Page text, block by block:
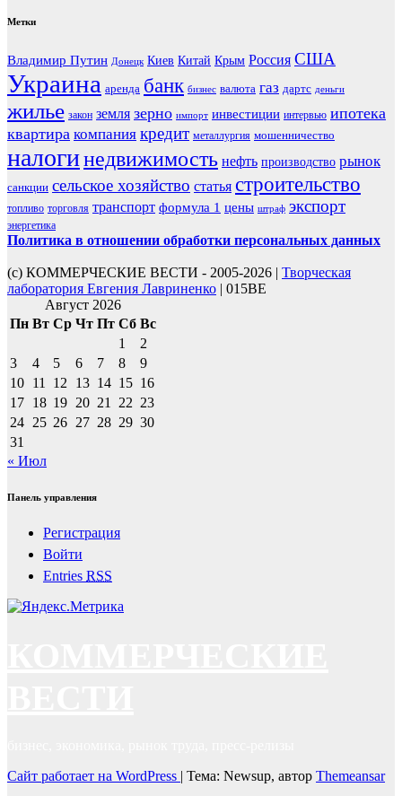
Метки
Владимир Путин Донецк Киев Китай Крым Россия США
Украина аренда банк бизнес валюта газ дартс деньги
жилье закон земля зерно импорт инвестиции интервью ипотека
квартира компания кредит металлургия мошенничество
налогинедвижимость нефть производство рынок
санкции сельское хозяйство статья строительство
топливо торговля транспорт формула 1 цены штраф экспорт
энергетика
Политика в отношении обработки персональных данных
(с) КОММЕРЧЕСКИЕ ВЕСТИ - 2005-2026 | Творческая
лаборатория Евгения Лавриненко | 015BE
Август 2026
Пн Вт Ср Чт Пт Сб Вс
1
2
3
4 5 6 7 8
9
10 11 12 13 14 15 16
17 18 19 20 21 22 23
24 25 26 27 28 29 30
31
« Июл
Панель управления
Регистрация
Войти
Entries RSS
Сайт работает на WordPress | Тема: Newsup, автор Themeansar